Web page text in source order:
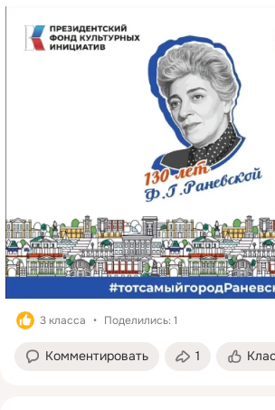
3 класса Поделились: 1
Комментировать 1